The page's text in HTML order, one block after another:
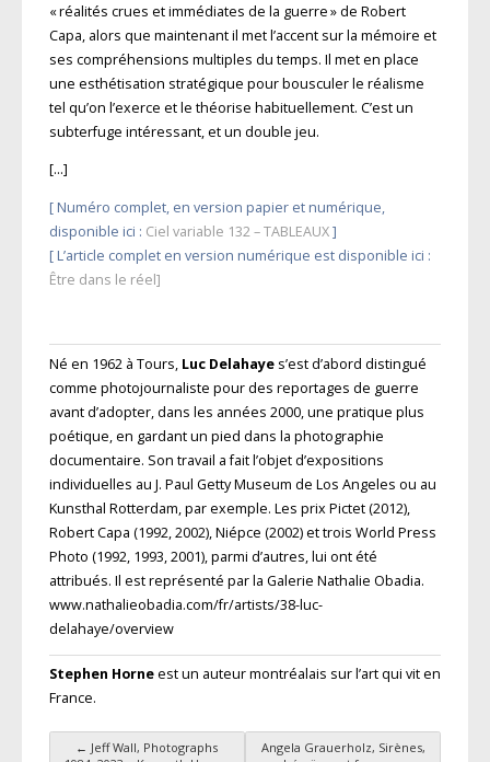
« réalités crues et immédiates de la guerre » de Robert
Capa, alors que maintenant il met l’accent sur la mémoire et
ses compréhensions multiples du temps. Il met en place
une esthétisation stratégique pour bousculer le réalisme
tel qu’on l’exerce et le théorise habituellement. C’est un
subter­fuge intéressant, et un double jeu.
[…]
[ Numéro complet, en version papier et numérique,
disponible ici : Ciel variable 132 – TABLEAUX]
[ L’article complet en version numérique est disponible ici :
Être dans le réel]
Né en 1962 à Tours, Luc Delahayes’est d’abord distingué
comme photojournaliste pour des reportages de guerre
avant d’adopter, dans les années 2000, une pratique plus
poétique, en gardant un pied dans la photographie
documentaire. Son travail a fait l’objet d’expositions
individuelles au J. Paul Getty Museum de Los Angeles ou au
Kunsthal Rotterdam, par exemple. Les prix Pictet (2012),
Robert Capa (1992, 2002), Niépce (2002) et trois World Press
Photo (1992, 1993, 2001), parmi d’autres, lui ont été
attribués. Il est représenté par la Galerie Nathalie Obadia.
www.nathalieobadia.com/fr/artists/38-luc-
delahaye/overview
Stephen Horneest un auteur montréalais sur l’art qui vit en
France.
← Jeff Wall, Photographs
Angela Grauerholz, Sirènes,